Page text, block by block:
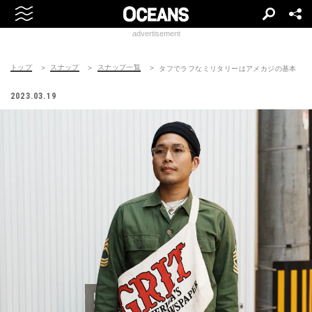
advertisement
トップ スナップ スナップ一覧 タフでラフなミリタリーはアメカジの基本
2023.03.19